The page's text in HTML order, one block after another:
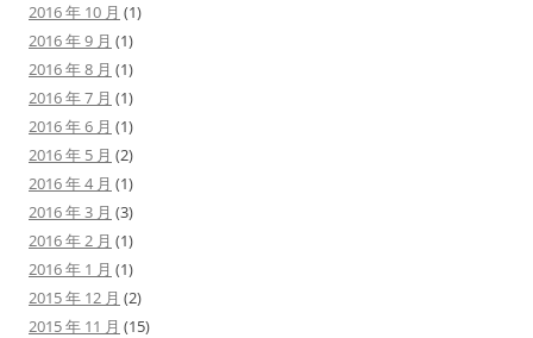
2016 年 10 月 (1)
2016 年 9 月 (1)
2016 年 8 月 (1)
2016 年 7 月 (1)
2016 年 6 月 (1)
2016 年 5 月 (2)
2016 年 4 月 (1)
2016 年 3 月 (3)
2016 年 2 月 (1)
2016 年 1 月 (1)
2015 年 12 月 (2)
2015 年 11 月 (15)